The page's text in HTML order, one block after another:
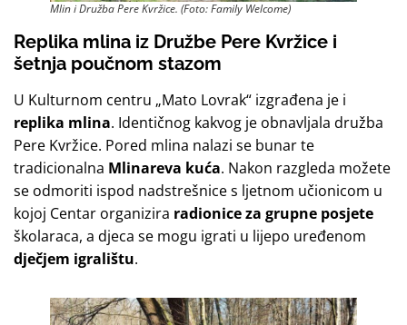
Mlin i Družba Pere Kvržice. (Foto: Family Welcome)
Replika mlina iz Družbe Pere Kvržice i
šetnja poučnom stazom
U Kulturnom centru „Mato Lovrak“ izgrađena je i
replika mlina. Identičnog kakvog je obnavljala družba
Pere Kvržice. Pored mlina nalazi se bunar te
tradicionalna Mlinareva kuća. Nakon razgleda možete
se odmoriti ispod nadstrešnice s ljetnom učionicom u
kojoj Centar organizira radionice za grupne posjete
školaraca, a djeca se mogu igrati u lijepo uređenom
dječjem igralištu.